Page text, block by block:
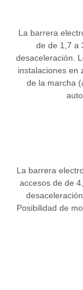
La barrera
de de 1,7 a
desaceleración.
instalaciones en
de la marcha
La barrera
accesos de de
Posibilidad de